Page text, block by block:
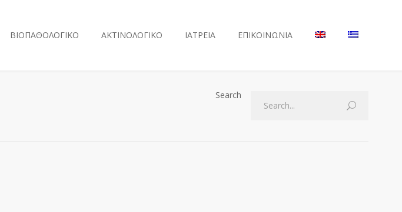
ΒΙΟΠΑΘΟΛΟΓΙΚΟ ΑΚΤΙΝΟΛΟΓΙΚΟ ΙΑΤΡΕΙΑ ΕΠΙΚΟΙΝΩΝΙΑ
Search